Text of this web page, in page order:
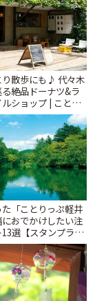
り散歩にも♪ 代々木
絶品ドーナツ&ラ
ショップ | ことり
「ことりっぷ軽井
おでかけしたい注
選【スタンプラリ
| ことりっぷ